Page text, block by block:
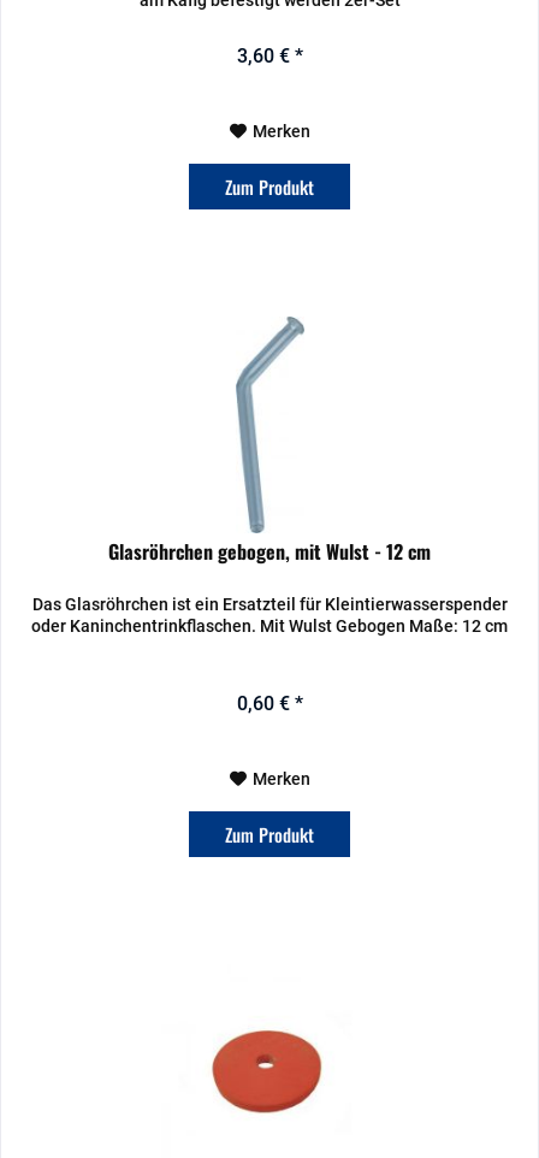
3,60 € *
Merken
Zum Produkt
Glasröhrchen gebogen, mit Wulst - 12 cm
Das Glasröhrchen ist ein Ersatzteil für Kleintierwasserspender
oder Kaninchentrinkflaschen. Mit Wulst Gebogen Maße: 12 cm
0,60 € *
Merken
Zum Produkt